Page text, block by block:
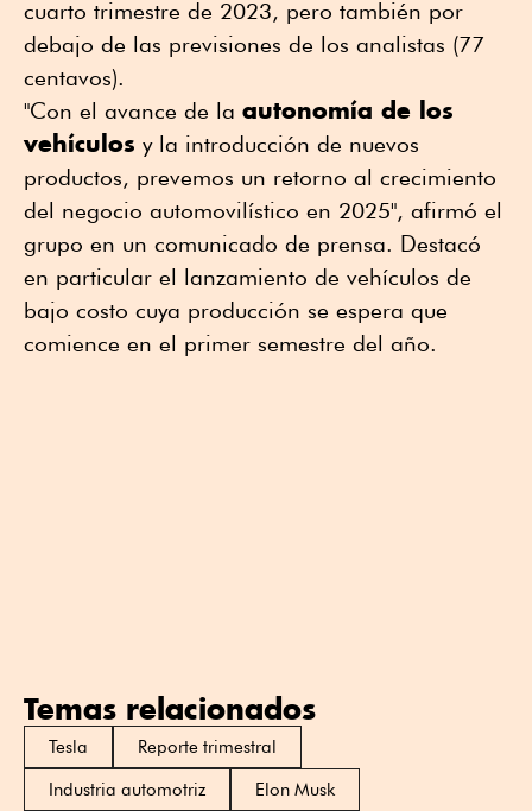
cuarto trimestre de 2023, pero también por
debajo de las previsiones de los analistas (77
centavos).
"Con el avance de la autonomía de los
vehículos y la introducción de nuevos
productos, prevemos un retorno al crecimiento
del negocio automovilístico en 2025", afirmó el
grupo en un comunicado de prensa. Destacó
en particular el lanzamiento de vehículos de
bajo costo cuya producción se espera que
comience en el primer semestre del año.
Temas relacionados
Tesla
Reporte trimestral
Industria automotriz
Elon Musk